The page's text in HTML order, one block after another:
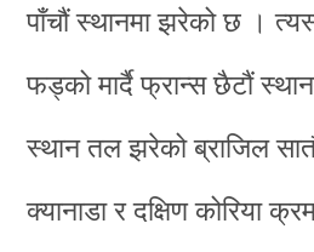
पाँचौं स्थानमा झरेको छ ।
फड्को मार्दै फ्रान्स छैटौं
स्थान तल झरेको ब्राजिल
क्यानाडा र दक्षिण कोरिया